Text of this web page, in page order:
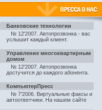
Банковские технологии
№ 12'2007. Автопрозвонка - вас
услышит каждый клиент.
Управление многоквартирным
домом
№ 12'2007. Автопрозвонка
достучится до каждого абонента
КомпьютерПресс
№ 7'2006. Виртуальные факсы и
автоответчики На нашем сайте